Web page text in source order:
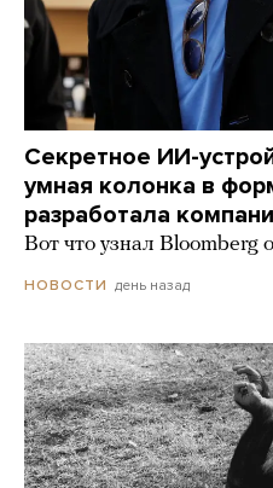
Секретное ИИ-
умная колонка в
разработала
Вот что узнал Bloomberg
НОВОСТИ день назад